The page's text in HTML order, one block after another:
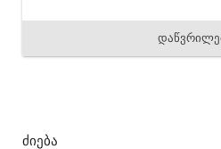
ძიება